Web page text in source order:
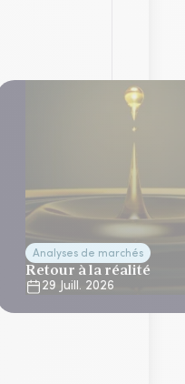
Analyses de marchés
Retour à la réalité
29 Juill. 2026